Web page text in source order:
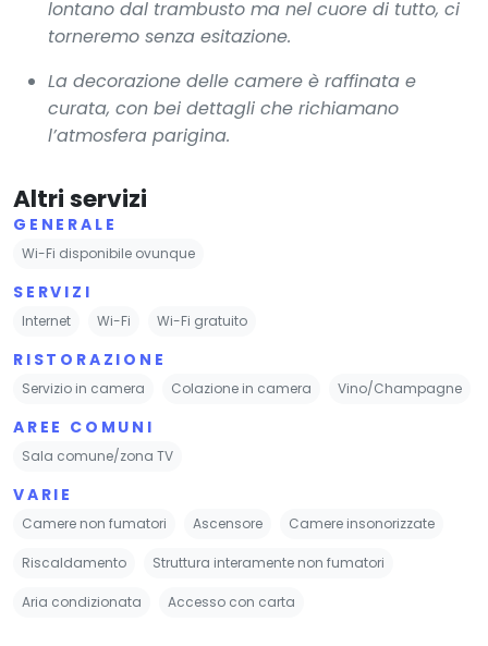
lontano dal trambusto ma nel cuore di tutto, ci
torneremo senza esitazione.
La decorazione delle camere è raffinata e
curata, con bei dettagli che richiamano
l’atmosfera parigina.
Altri servizi
GENERALE
Wi-Fi disponibile ovunque
SERVIZI
Internet Wi-Fi Wi-Fi gratuito
RISTORAZIONE
Servizio in camera Colazione in camera Vino/Champagne
AREE COMUNI
Sala comune/zona TV
VARIE
Camere non fumatori Ascensore Camere insonorizzate
Riscaldamento Struttura interamente non fumatori
Aria condizionata Accesso con carta